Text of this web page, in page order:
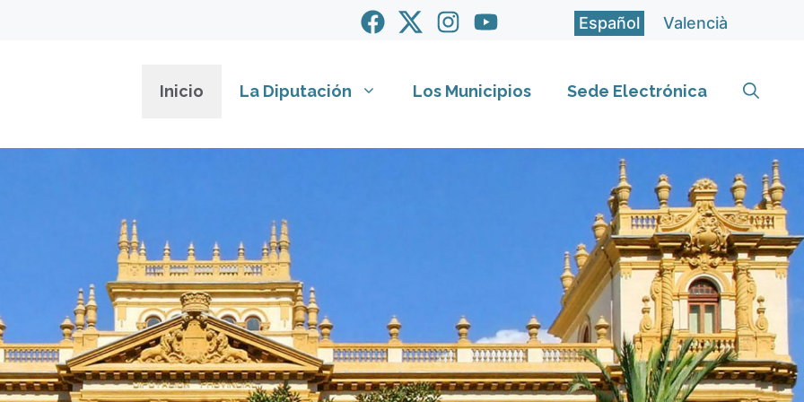
Español Valencià
Inicio La Diputación Los Municipios Sede Electrónica